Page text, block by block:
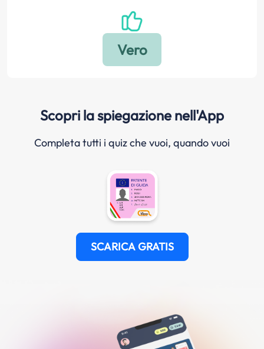
Scopri la spiegazione nell'App
Completa tutti i quiz che vuoi, quando vuoi
SCARICA GRATIS